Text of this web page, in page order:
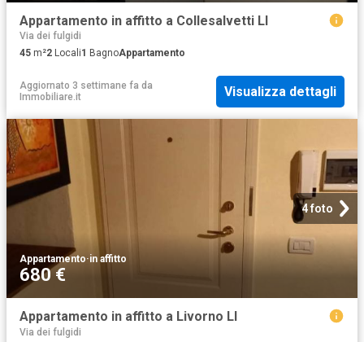
Appartamento in affitto a Collesalvetti LI
Via dei fulgidi
45 m²2 Locali1 BagnoAppartamento
Aggiornato 3 settimane fa da
Immobiliare.it
Visualizza dettagli
4 foto
Appartamento·in affitto
680 €
Appartamento in affitto a Livorno LI
Via dei fulgidi